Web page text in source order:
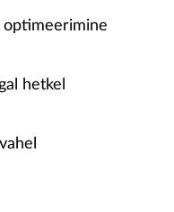
optimeerimine
hetkel